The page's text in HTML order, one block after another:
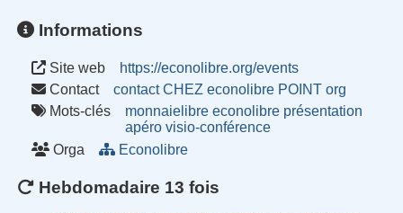
Informations
Site web
https://econolibre.org/events
Contact
contact CHEZ econolibre POINT org
Mots-clés
monnaielibre econolibre présentation
apéro visio-conférence
Orga
Econolibre
Hebdomadaire 13 fois